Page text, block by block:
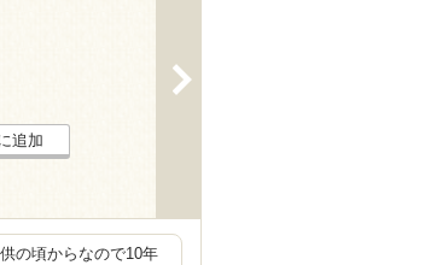
追加
の頃からなので10年